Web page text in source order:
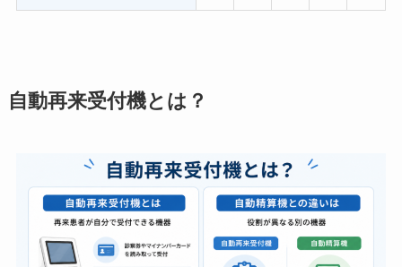
自動再来受付機とは？